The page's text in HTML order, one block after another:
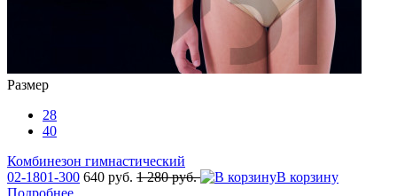
Размер
28
40
Комбинезон гимнастический
02-1801-300 640 руб. 1 280 руб.
В корзину
Подробнее